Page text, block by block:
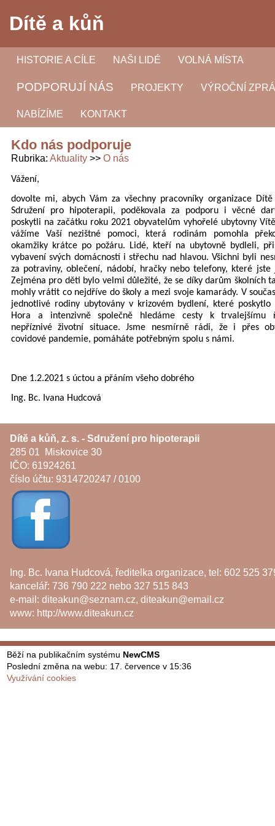
Dítě a kůň
HISTORIE A CÍLE NAŠI LIDÉ VOLNÁ MÍSTA
PODPORUJÍ NÁS PROJEKTY VÝROČNÍ
NABÍZÍME KONTAKT
Kdo nás podporuje
Rubrika Aktuality O nás
Vážení,
dovolte mi, abych Vám za všechny pracovníky organizace
Sdružení pro hipoterapii, poděkovala za podporu i věcné
poskytli na začátku roku 2021 obyvatelům vyhořelé ubytovny
vážíme Vaší nezištné pomoci, která rodinám pomohla
okamžiky krátce po požáru. Lidé, kteří na ubytovně bydleli,
vybavení svých domácností i střechu nad hlavou. Všichni byli
za potraviny, oblečení, nádobí, hračky nebo telefony, které jste
Zejména pro děti bylo velmi důležité, že se díky darům školních
mohly vrátit co nejdříve do školy a mezi svoje kamarády. V
jednotlivé rodiny ubytovány v krizovém bydlení, které poskytlo
Hora a intenzivně společně hledáme cesty k trvalejšímu
nepříznivé životní situace. Jsme nesmírně rádi, že i přes
covidové pandemie, pomáháte potřebným spolu s námi.
Dne 1.2.2021 s úctou a přáním všeho dobrého
Ing. Bc. Ivana Hudcová
Dítě a kůň, z. s. - Sdružení pro hipoterapii
285 01 Miskovice 30
IČO: 61924261
číslo účtu: 9314720247 / 0100
Ing. Bc. Ivana Hudcová, ředitelka organizace, tel: 602 525
kancelář: 736 790 222 nebo 327 515 843
e-mail: diteakun@seznam.cz, diteakun@email.cz
www: http://www.diteakun.cz
Běží na publikačním systému NewCMS
Poslední změna na webu: 17. července v 15:36
Využívání cookies